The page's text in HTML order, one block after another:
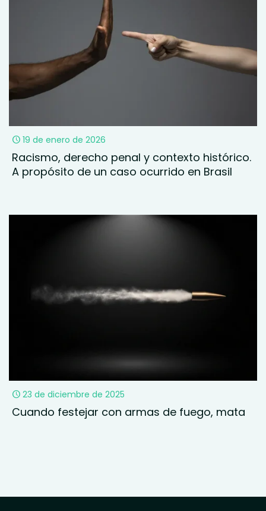
19 de enero de 2026
Racismo, derecho penal y contexto histórico.
A propósito de un caso ocurrido en Brasil
23 de diciembre de 2025
Cuando festejar con armas de fuego, mata